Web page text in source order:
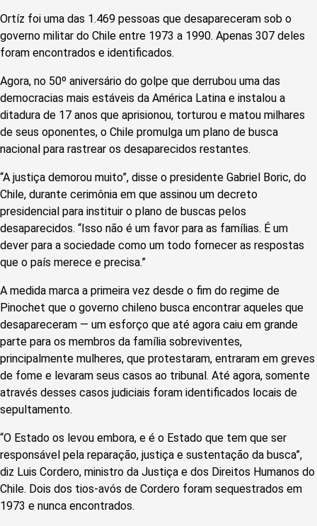
Ortíz foi uma das 1.469 pessoas que desapareceram sob o
governo militar do Chile entre 1973 a 1990. Apenas 307 deles
foram encontrados e identificados.
Agora, no 50º aniversário do golpe que derrubou uma das
democracias mais estáveis da América Latina e instalou a
ditadura de 17 anos que aprisionou, torturou e matou milhares
de seus oponentes, o Chile promulga um plano de busca
nacional para rastrear os desaparecidos restantes.
“A justiça demorou muito”, disse o presidente Gabriel Boric, do
Chile, durante cerimônia em que assinou um decreto
presidencial para instituir o plano de buscas pelos
desaparecidos. “Isso não é um favor para as famílias. É um
dever para a sociedade como um todo fornecer as respostas
que o país merece e precisa.”
A medida marca a primeira vez desde o fim do regime de
Pinochet que o governo chileno busca encontrar aqueles que
desapareceram — um esforço que até agora caiu em grande
parte para os membros da família sobreviventes,
principalmente mulheres, que protestaram, entraram em greves
de fome e levaram seus casos ao tribunal. Até agora, somente
através desses casos judiciais foram identificados locais de
sepultamento.
“O Estado os levou embora, e é o Estado que tem que ser
responsável pela reparação, justiça e sustentação da busca”,
diz Luis Cordero, ministro da Justiça e dos Direitos Humanos do
Chile. Dois dos tios-avós de Cordero foram sequestrados em
1973 e nunca encontrados.